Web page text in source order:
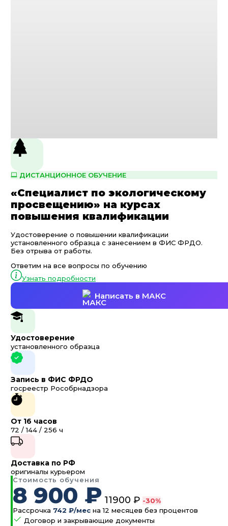
ДИСТАНЦИОННОЕ ОБУЧЕНИЕ
«Специалист по экологическому
просвещению» на курсах
повышения квалификации
Удостоверение о повышении квалификации
установленного образца с занесением в ФИС ФРДО.
Без отрыва от работы.
Ответим на все вопросы по обучению
Узнать подробности
Написать в МАКС
Удостоверение
установленного образца
Запись в ФИС ФРДО
госреестр Рособрнадзора
От 16 часов
72 / 144 / 256 ч
Доставка по РФ
оригиналы курьером
Стоимость обучения
8 900 ₽ 11900 ₽ -30%
Рассрочка 742 ₽/мес на 12 месяцев без процентов
Договор и закрывающие документы